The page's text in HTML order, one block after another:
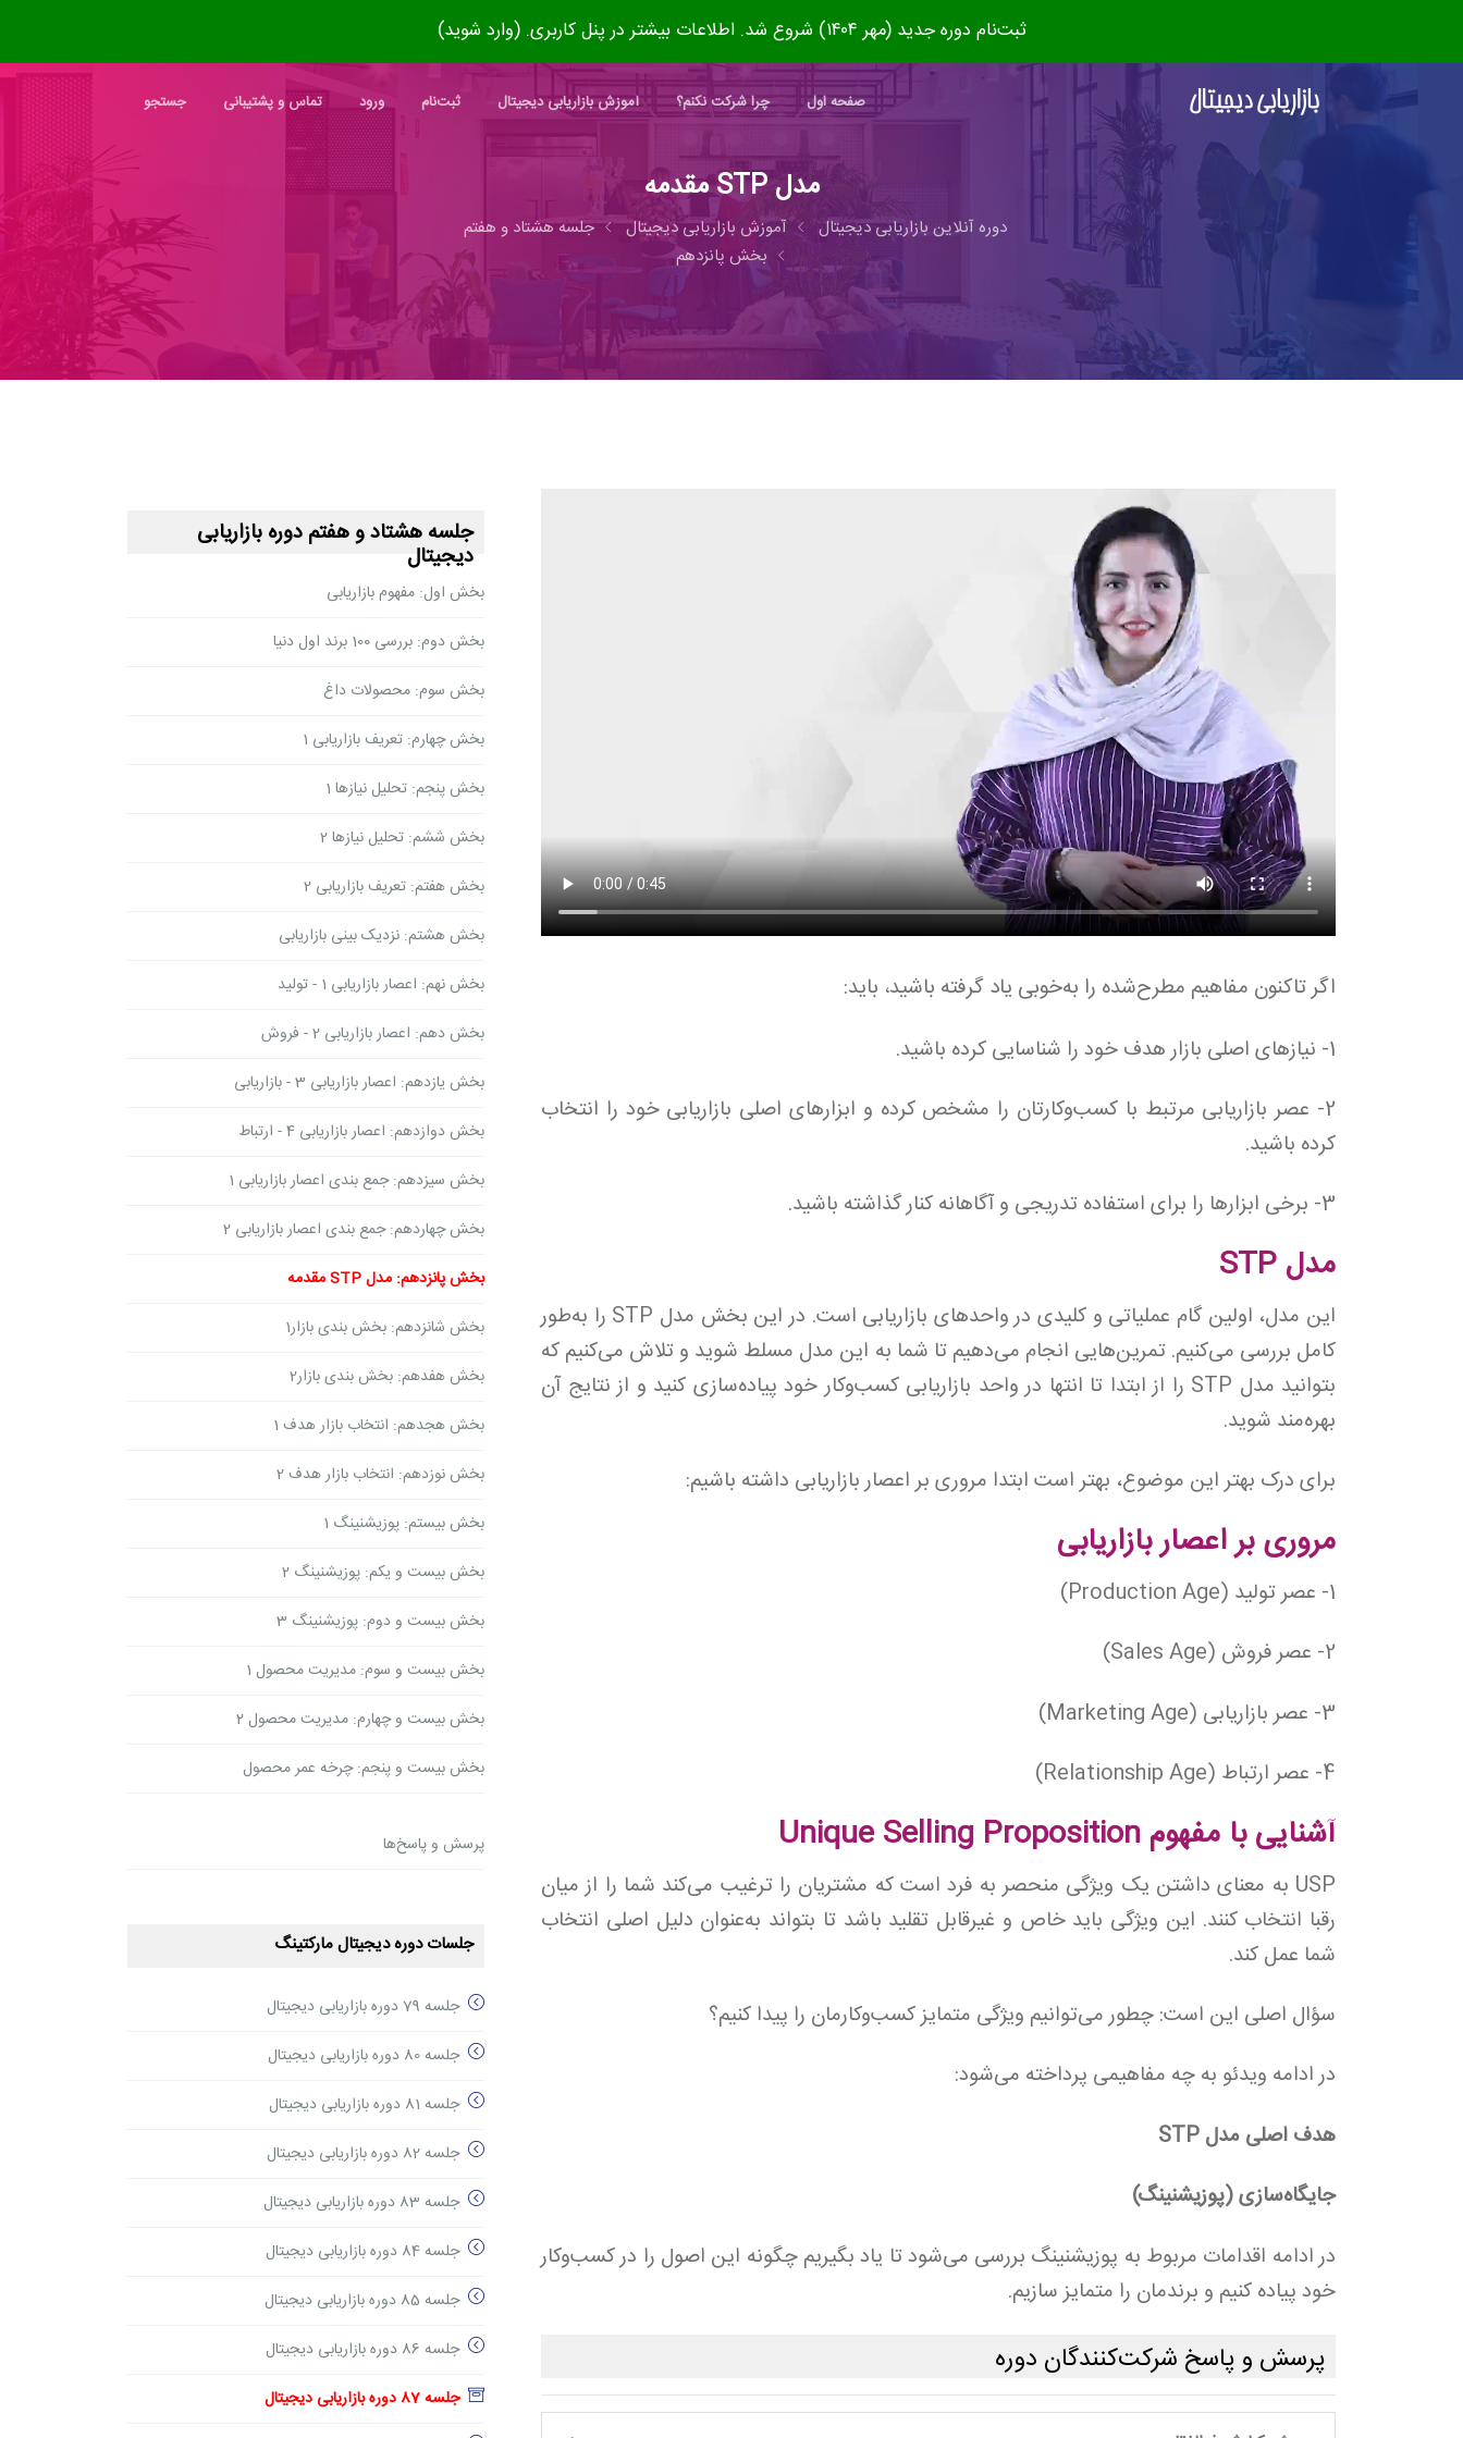
ثبت‌نام دوره جدید (مهر ۱۴۰۴) شروع شد. اطلاعات بیشتر در پنل کاربری. (وارد شوید)
صفحه اول چرا شرکت نکنم؟ آموزش بازاریابی دیجیتال ثبت‌نام ورود تماس و پشتیبانی جستجو
مدل STP مقدمه
دوره آنلاین بازاریابی دیجیتال آموزش بازاریابی دیجیتال
جلسه هشتاد و هفتم
بخش پانزدهم
اگر تاکنون مفاهیم مطرح‌شده را به‌خوبی یاد گرفته باشید، باید:
1- نیازهای اصلی بازار هدف خود را شناسایی کرده باشید.
2- عصر بازاریابی مرتبط با کسب‌وکارتان را مشخص کرده و ابزارهای اصلی بازاریابی خود را انتخاب
کرده باشید.
3- برخی ابزارها را برای استفاده تدریجی و آگاهانه کنار گذاشته باشید.
مدل STP
این مدل، اولین گام عملیاتی و کلیدی در واحدهای بازاریابی است. در این بخش مدل STP را به‌طور
کامل بررسی می‌کنیم. تمرین‌هایی انجام می‌دهیم تا شما به این مدل مسلط شوید و تلاش می‌کنیم که
بتوانید مدل STP را از ابتدا تا انتها در واحد بازاریابی کسب‌وکار خود پیاده‌سازی کنید و از نتایج آن
بهره‌مند شوید.
برای درک بهتر این موضوع، بهتر است ابتدا مروری بر اعصار بازاریابی داشته باشیم:
مروری بر اعصار بازاریابی
1- عصر تولید (Production Age)
2- عصر فروش (Sales Age)
3- عصر بازاریابی (Marketing Age)
4- عصر ارتباط (Relationship Age)
آشنایی با مفهوم Unique Selling Proposition
USP به معنای داشتن یک ویژگی منحصر به فرد است که مشتریان را ترغیب می‌کند شما را از میان
رقبا انتخاب کنند. این ویژگی باید خاص و غیرقابل تقلید باشد تا بتواند به‌عنوان دلیل اصلی انتخاب
شما عمل کند.
سؤال اصلی این است: چطور می‌توانیم ویژگی متمایز کسب‌وکارمان را پیدا کنیم؟
در ادامه ویدئو به چه مفاهیمی پرداخته می‌شود:
هدف اصلی مدل STP
جایگاه‌سازی (پوزیشنینگ)
در ادامه اقدامات مربوط به پوزیشنینگ بررسی می‌شود تا یاد بگیریم چگونه این اصول را در کسب‌وکار
خود پیاده کنیم و برندمان را متمایز سازیم.
پرسش و پاسخ شرکت‌کنندگان دوره
جلسه هشتاد و هفتم دوره بازاریابی
دیجیتال
بخش اول: مفهوم بازاریابی
بخش دوم: بررسی 100 برند اول دنیا
بخش سوم: محصولات داغ
بخش چهارم: تعریف بازاریابی 1
بخش پنجم: تحلیل نیازها 1
بخش ششم: تحلیل نیازها 2
بخش هفتم: تعریف بازاریابی 2
بخش هشتم: نزدیک بینی بازاریابی
بخش نهم: اعصار بازاریابی 1 - تولید
بخش دهم: اعصار بازاریابی 2 - فروش
بخش یازدهم: اعصار بازاریابی 3 - بازاریابی
بخش دوازدهم: اعصار بازاریابی 4 - ارتباط
بخش سیزدهم: جمع بندی اعصار بازاریابی 1
بخش چهاردهم: جمع بندی اعصار بازاریابی 2
بخش پانزدهم: مدل STP مقدمه
بخش شانزدهم: بخش بندی بازار1
بخش هفدهم: بخش بندی بازار2
بخش هجدهم: انتخاب بازار هدف 1
بخش نوزدهم: انتخاب بازار هدف 2
بخش بیستم: پوزیشنینگ 1
بخش بیست و یکم: پوزیشنینگ 2
بخش بیست و دوم: پوزیشنینگ 3
بخش بیست و سوم: مدیریت محصول 1
بخش بیست و چهارم: مدیریت محصول 2
بخش بیست و پنجم: چرخه عمر محصول
پرسش و پاسخ‌ها
جلسات دوره دیجیتال مارکتینگ
جلسه 79 دوره بازاریابی دیجیتال
جلسه 80 دوره بازاریابی دیجیتال
جلسه 81 دوره بازاریابی دیجیتال
جلسه 82 دوره بازاریابی دیجیتال
جلسه 83 دوره بازاریابی دیجیتال
جلسه 84 دوره بازاریابی دیجیتال
جلسه 85 دوره بازاریابی دیجیتال
جلسه 86 دوره بازاریابی دیجیتال
جلسه 87 دوره بازاریابی دیجیتال